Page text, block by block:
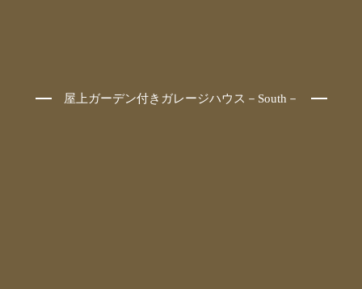
屋上ガーデン付きガレージハウス－South－